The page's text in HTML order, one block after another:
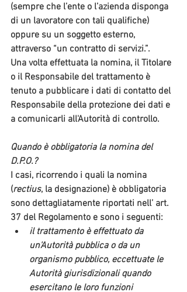
(sempre che l’ente o l’azienda disponga
di un lavoratore con tali qualifiche)
oppure su un soggetto esterno,
attraverso “un contratto di servizi.”.
Una volta effettuata la nomina, il Titolare
o il Responsabile del trattamento è
tenuto a pubblicare i dati di contatto del
Responsabile della protezione dei dati e
a comunicarli all'Autorità di controllo.
Quando è obbligatoria la nomina del
D.P.O.?
I casi, ricorrendo i quali la nomina
(rectius, la designazione) è obbligatoria
sono dettagliatamente riportati nell’ art.
37 del Regolamento e sono i seguenti:
il trattamento è effettuato da
un'Autorità pubblica o da un
organismo pubblico, eccettuate le
Autorità giurisdizionali quando
esercitano le loro funzioni